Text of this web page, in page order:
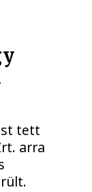
tett
arra